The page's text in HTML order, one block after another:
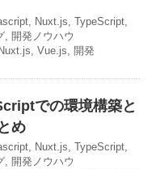
, Nuxt.js, TypeScript,
, 開発ノウハウ
Nuxt.js, Vue.js, 開発
での環境構築と
め
, Nuxt.js, TypeScript,
, 開発ノウハウ